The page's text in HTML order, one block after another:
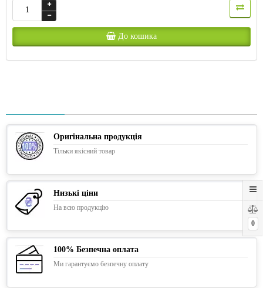
0
До кошика
Оригінальна продукція
Тільки якісний товар
Низькі ціни
На всю продукцію
100% Безпечна оплата
Ми гарантуємо безпечну оплату